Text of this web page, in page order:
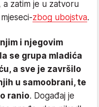
zatim je u zatvoru
zbog ubojstva.
i njegovim
se grupa mladića
a sve je završilo
u samoobrani, te
ranio. Događaj je